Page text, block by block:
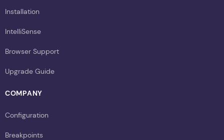
Installation
IntelliSense
Browser Support
Upgrade Guide
COMPANY
Configuration
Breakpoints